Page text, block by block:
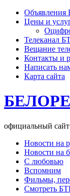
Объявления
Цены и
Телеканал
Вещание
Контакты и
Написать
Карта сайта
официальный сайт
Новости на
Новости на
С любовью
Вспомним
Фильмы,
Смотреть